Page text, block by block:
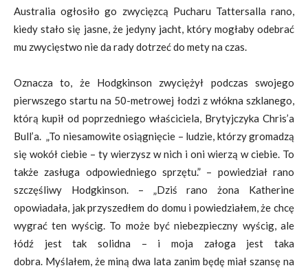
Australia ogłosiło go zwycięzcą Pucharu Tattersalla rano,
kiedy stało się jasne, że jedyny jacht, który mogłaby odebrać
mu zwycięstwo nie da rady dotrzeć do mety na czas.
Oznacza to, że Hodgkinson zwyciężył podczas swojego
pierwszego startu na 50-metrowej łodzi z włókna szklanego,
którą kupił od poprzedniego właściciela, Brytyjczyka Chris’a
Bull’a. „To niesamowite osiągnięcie – ludzie, którzy gromadzą
się wokół ciebie – ty wierzysz w nich i oni wierzą w ciebie. To
także zasługa odpowiedniego sprzętu.” – powiedział rano
szczęśliwy Hodgkinson. – „Dziś rano żona Katherine
opowiadała, jak przyszedłem do domu i powiedziałem, że chcę
wygrać ten wyścig. To może być niebezpieczny wyścig, ale
łódź jest tak solidna – i moja załoga jest taka
dobra. Myślałem, że miną dwa lata zanim będę miał szansę na